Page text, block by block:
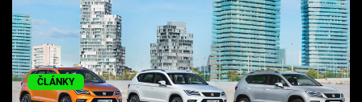
ČLÁNKY